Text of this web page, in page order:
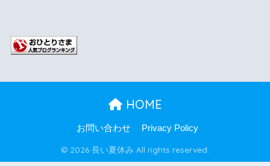
HOME
お問い合わせ Privacy Policy
© 2026 長い夏休み All rights reserved.